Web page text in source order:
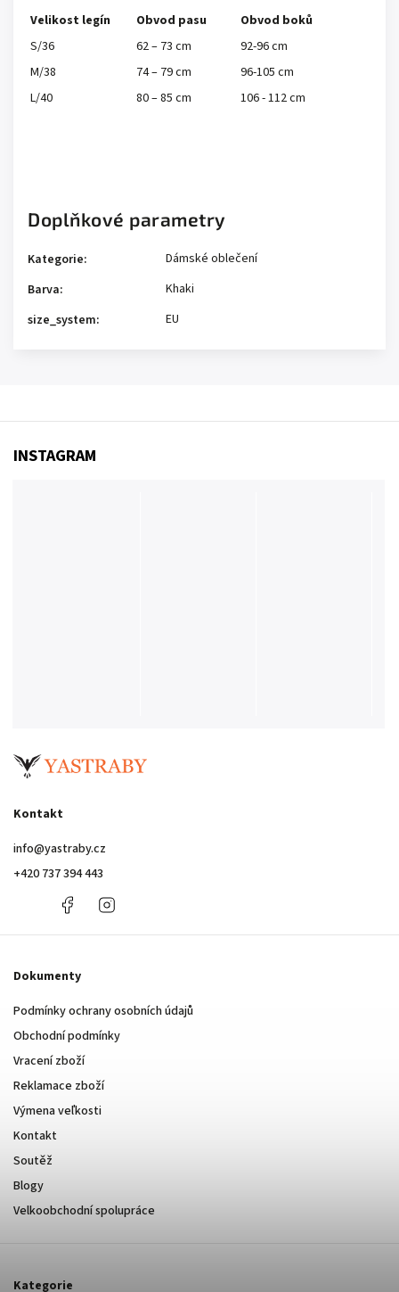
Velikost legín Obvod pasu
Obvod boků
S/36
62 – 73 cm
92-96 cm
M/38
74 – 79 cm
96-105 cm
L/40
80 – 85 cm 106 - 112 cm
Doplňkové parametry
Kategorie:
Dámské oblečení
Barva:
Khaki
size_system: EU
Kontakt
info@yastraby.cz
+420 737 394 443
+420
394
Facebook
Dokumenty
Podmínky ochrany osobních údajů
Obchodní podmínky
Vracení zboží
Reklamace zboží
Výmena veľkosti
Kontakt
Soutěž
Blogy
Velkoobchodní spolupráce
Kategorie
INSTAGRAM